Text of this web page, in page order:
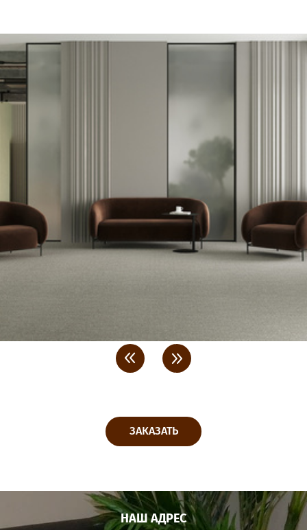
< >
ЗАКАЗАТЬ
НАШ АДРЕС